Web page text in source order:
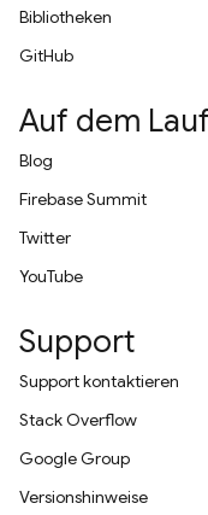
Bibliotheken
GitHub
Auf dem
Blog
Firebase Summit
Twitter
YouTube
Support
Support kontaktieren
Stack Overflow
Google Group
Versionshinweise